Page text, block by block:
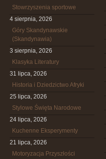
Stowrzyszenia sportowe
4 sierpnia, 2026
Góry Skandynawskie
(Skandynawia)
3 sierpnia, 2026
Klasyka Literatury
31 lipca, 2026
Historia i Dziedzictwo Afryki
25 lipca, 2026
Stylowe Święta Narodowe
24 lipca, 2026
Kuchenne Eksperymenty
21 lipca, 2026
Motoryzacja Przyszłości